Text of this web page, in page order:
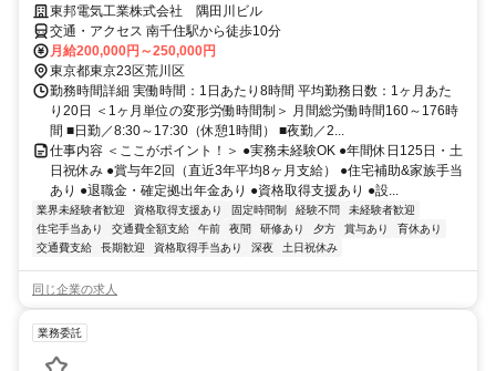
東邦電気工業株式会社 隅田川ビル
交通・アクセス 南千住駅から徒歩10分
月給200,000円～250,000円
東京都東京23区荒川区
勤務時間詳細 実働時間：1日あたり8時間 平均勤務日数：1ヶ月あた
り20日 ＜1ヶ月単位の変形労働時間制＞ 月間総労働時間160～176時
間 ■日勤／8:30～17:30（休憩1時間） ■夜勤／2...
仕事内容 ＜ここがポイント！＞ ●実務未経験OK ●年間休日125日・土
日祝休み ●賞与年2回（直近3年平均8ヶ月支給） ●住宅補助&家族手当
あり ●退職金・確定拠出年金あり ●資格取得支援あり ●設...
業界未経験者歓迎 資格取得支援あり 固定時間制 経験不問
未経験者歓迎
住宅手当あり
交通費全額支給 午前 夜間 研修あり 夕方 賞与あり
育休あり
交通費支給
長期歓迎 資格取得手当あり 深夜 土日祝休み
同じ企業の求人
業務委託